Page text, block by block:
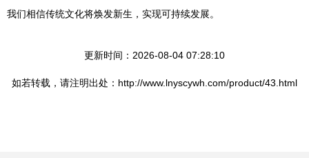
我们相信传统文化将焕发新生，实现可持续发展。
更新时间：2026-08-04 07:28:10
如若转载，请注明出处：http://www.lnyscywh.com/product/43.html